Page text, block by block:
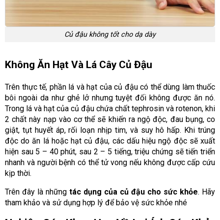
Củ đậu không tốt cho dạ dày
Không Ăn Hạt Và Lá Cây Củ Đậu
Trên thực tế, phần lá và hạt của củ đậu có thể dùng làm thuốc
bôi ngoài da như ghẻ lở nhưng tuyệt đối không được ăn nó.
Trong lá và hạt của củ đậu chứa chất tephrosin và rotenon, khi
2 chất này nạp vào cơ thể sẽ khiến ra ngộ độc, đau bụng, co
giật, tụt huyết áp, rối loạn nhịp tim, và suy hô hấp. Khi trúng
độc do ăn lá hoặc hạt củ đậu, các dấu hiệu ngộ độc sẽ xuất
hiện sau 5 – 40 phút, sau 2 – 5 tiếng, triệu chứng sẽ tiến triển
nhanh và người bệnh có thể tử vong nếu không được cấp cứu
kịp thời.
Trên đây là những tác dụng của củ đậu cho sức khỏe. Hãy
tham khảo và sử dụng hợp lý để bảo vệ sức khỏe nhé